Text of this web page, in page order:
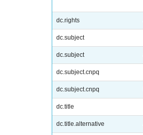
dc.rights
dc.subject
dc.subject
dc.subject.cnpq
dc.subject.cnpq
dc.title
dc.title.alternative